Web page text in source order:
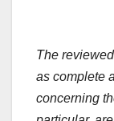
The
as complete
concerning